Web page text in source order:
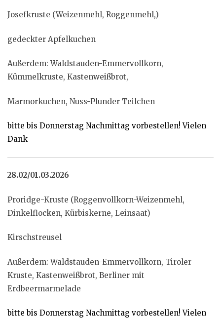
Josefkruste (Weizenmehl, Roggenmehl,)
gedeckter Apfelkuchen
Außerdem: Waldstauden-Emmervollkorn,
Kümmelkruste, Kastenweißbrot,
Marmorkuchen, Nuss-Plunder Teilchen
bitte bis Donnerstag Nachmittag vorbestellen! Vielen
Dank
28.02/01.03.2026
Proridge-Kruste (Roggenvollkorn-Weizenmehl,
Dinkelflocken, Kürbiskerne, Leinsaat)
Kirschstreusel
Außerdem: Waldstauden-Emmervollkorn, Tiroler
Kruste, Kastenweißbrot, Berliner mit
Erdbeermarmelade
bitte bis Donnerstag Nachmittag vorbestellen! Vielen